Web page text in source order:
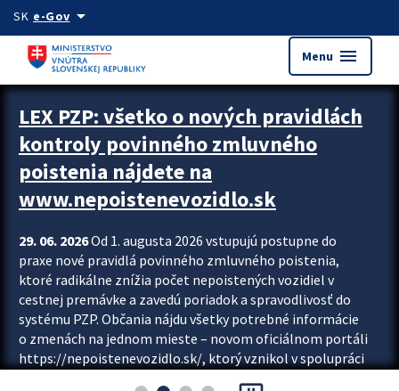
Preskocit na hlavný obsah
SK e-Govarrow_drop_down
Menu menu
Zastavit automatický posun upútavok
LEX PZP: všetko o nových pravidlách
kontroly povinného zmluvného
poistenia nájdete na
www.nepoistenevozidlo.sk
29. 06. 2026Od 1. augusta 2026 vstupujú postupne do
praxe nové pravidlá povinného zmluvného poistenia,
ktoré radikálne znížia počet nepoistených vozidiel v
cestnej premávke a zavedú poriadok a spravodlivosť do
systému PZP. Občania nájdu všetky potrebné informácie
o zmenách na jednom mieste – novom oficiálnom portáli
https://nepoistenevozidlo.sk/, ktorý vznikol v spolupráci